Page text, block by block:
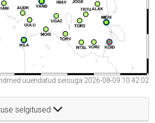
uuendatud seisuga 2026-08-09 10:42:02
selgitused